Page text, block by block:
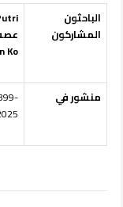
الباحثون
المشاركون
Ko
منشور في